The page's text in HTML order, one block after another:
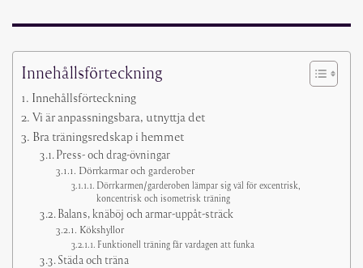
Innehållsförteckning
Innehållsförteckning
Vi är anpassningsbara, utnyttja det
Bra träningsredskap i hemmet
Press- och drag-övningar
Dörrkarmar och garderober
Dörrkarmen/garderoben lämpar sig väl för excentrisk,
koncentrisk och isometrisk träning
Balans, knäböj och armar-uppåt-sträck
Kökshyllor
Funktionell träning får vardagen att funka
Städa och träna